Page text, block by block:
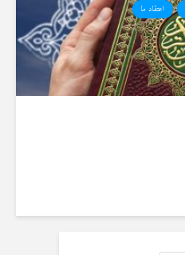
اعتقاد ما